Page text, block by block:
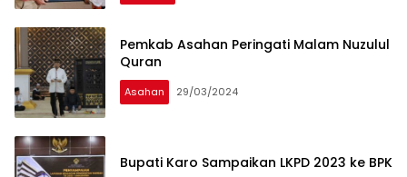
Pemkab Asahan Peringati Malam Nuzulul
Quran
Asahan 29/03/2024
Bupati Karo Sampaikan LKPD 2023 ke BPK